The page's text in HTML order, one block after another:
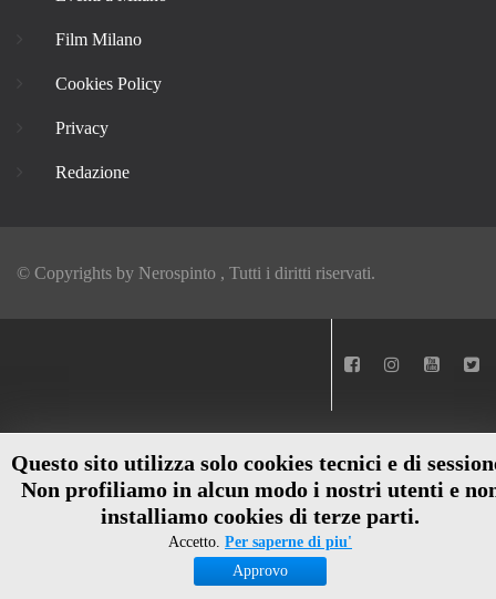
Questo sito utilizza solo cookies tecnici e di
Non profiliamo in alcun modo i nostri utenti e
installiamo cookies di terze parti.
Accetto. Per saperne di piu'
Approvo
Film Milano
Cookies Policy
Privacy
Redazione
© Copyrights by Nerospinto , Tutti i diritti riservati.